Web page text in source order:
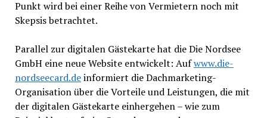
Punkt wird bei einer Reihe von Vermietern noch mit
Skepsis betrachtet.
Parallel zur digitalen Gästekarte hat die Die Nordsee
GmbH eine neue Website entwickelt: Aufwww.die-
nordseecard.deinformiert die Dachmarketing-
Organisation über die Vorteile und Leistungen, die mit
der digitalen Gästekarte einhergehen – wie zum